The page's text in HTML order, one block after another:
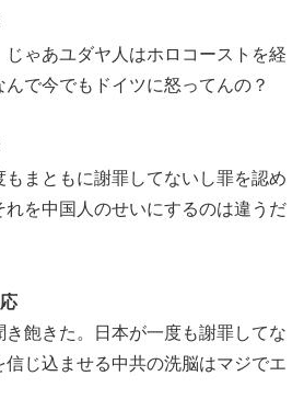
じゃあユダヤ人はホロコーストを経
で今でもドイツに怒ってんの？
もまともに謝罪してないし罪を認め
れを中国人のせいにするのは違うだ
き飽きた。日本が一度も謝罪してな
信じ込ませる中共の洗脳はマジでエ